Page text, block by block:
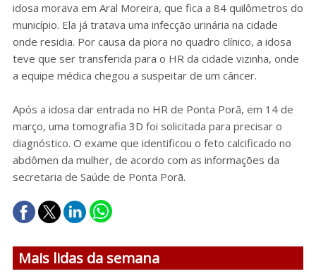
idosa morava em Aral Moreira, que fica a 84 quilômetros do
município. Ela já tratava uma infecção urinária na cidade
onde residia. Por causa da piora no quadro clínico, a idosa
teve que ser transferida para o HR da cidade vizinha, onde
a equipe médica chegou a suspeitar de um câncer.
Após a idosa dar entrada no HR de Ponta Porã, em 14 de
março, uma tomografia 3D foi solicitada para precisar o
diagnóstico. O exame que identificou o feto calcificado no
abdômen da mulher, de acordo com as informações da
secretaria de Saúde de Ponta Porã.
Mais lidas da semana